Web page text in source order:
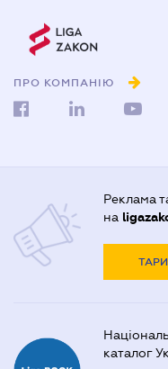
ПРО КОМПАНІЮ
Реклама
на
каталог